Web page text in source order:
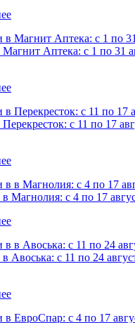
Аптека: с 1 по 31
с 11 по 17
Магнолия: с 4 по 17
Авоська: с 11 по 24